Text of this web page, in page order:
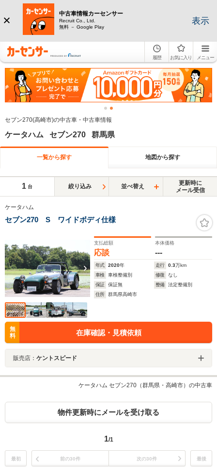
中古車情報カーセンサー
Recruit Co., Ltd.
無料 － Google Play
表示
履歴 お気に入り メニュー
セブン270(高崎市)の中古車・中古車情報
ケータハム セブン270 群馬県
一覧から探す 地図から探す
1 台 絞り込み 並べ替え
更新時に
メール受信
ケータハム
セブン270 S ワイドボディ仕様
支払総額
応談
本体価格
---
年式 2020年 走行 0.3万km
車検
車検整備別 修復
なし
保証
保証無 整備
法定整備別
住所
群馬県高崎市
無
料
在庫確認・見積依頼
販売店： ケントスピード
ケータハム セブン270（群馬県・高崎市）の中古車
物件更新時にメールを受け取る
1/1
最初 前の30件 次の30件 最後